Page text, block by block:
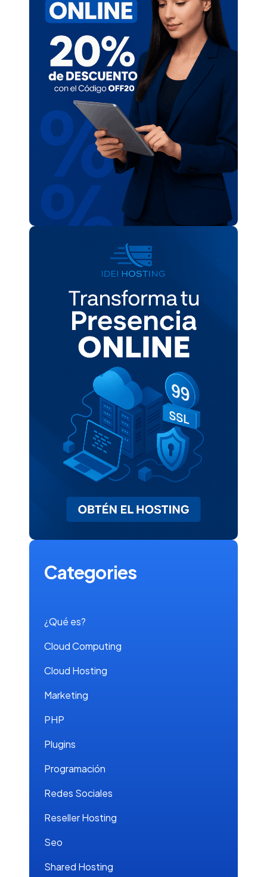
Categories
¿Qué es?
Cloud Computing
Cloud Hosting
Marketing
PHP
Plugins
Programación
Redes Sociales
Reseller Hosting
Seo
Shared Hosting